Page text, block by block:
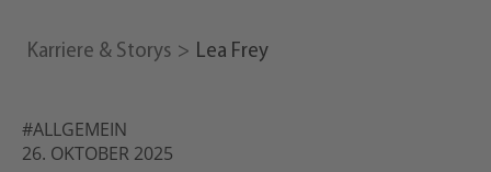
Karriere & Storys Lea Frey
#ALLGEMEIN
26. OKTOBER 2025